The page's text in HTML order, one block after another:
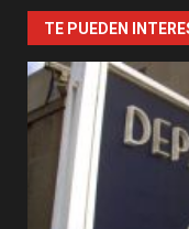
TE PUEDEN